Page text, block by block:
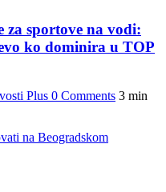
za sportove na vodi:
ko dominira u TOP
Plus 0 Comments 3 min